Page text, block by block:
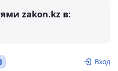
zakon.kz в:
Вход